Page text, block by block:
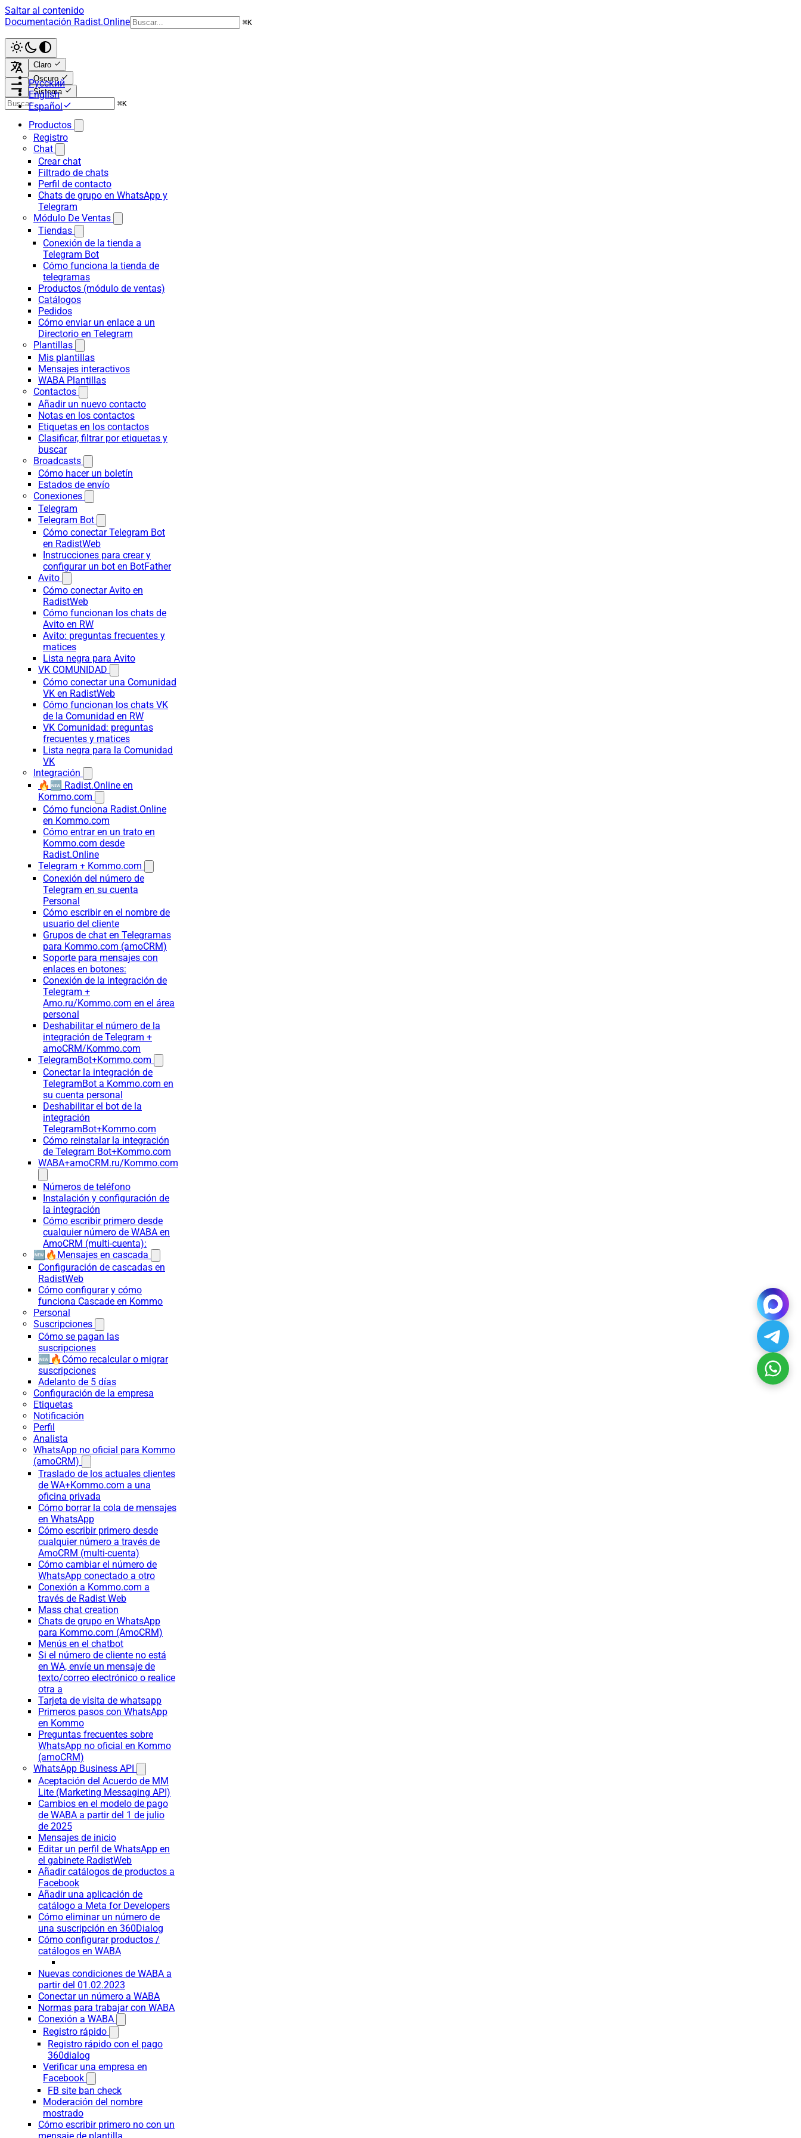
Saltar al contenido
Documentación Radist.Online
⌘K
Claro
Oscuro
Sistema
Русский
English
Español
⌘K
Productos
Registro
Chat
Crear chat
Filtrado de chats
Perfil de contacto
Chats de grupo en WhatsApp y
Telegram
Módulo De Ventas
Tiendas
Conexión de la tienda a
Telegram Bot
Cómo funciona la tienda de
telegramas
Productos (módulo de ventas)
Catálogos
Pedidos
Cómo enviar un enlace a un
Directorio en Telegram
Plantillas
Mis plantillas
Mensajes interactivos
WABA Plantillas
Contactos
Añadir un nuevo contacto
Notas en los contactos
Etiquetas en los contactos
Clasificar, filtrar por etiquetas y
buscar
Broadcasts
Cómo hacer un boletín
Estados de envío
Conexiones
Telegram
Telegram Bot
Cómo conectar Telegram Bot
en RadistWeb
Instrucciones para crear y
configurar un bot en BotFather
Avito
Cómo conectar Avito en
RadistWeb
Cómo funcionan los chats de
Avito en RW
Avito: preguntas frecuentes y
matices
Lista negra para Avito
VK COMUNIDAD
Cómo conectar una Comunidad
VK en RadistWeb
Cómo funcionan los chats VK
de la Comunidad en RW
VK Comunidad: preguntas
frecuentes y matices
Lista negra para la Comunidad
VK
Integración
🔥🆕 Radist.Online en
Kommo.com
Cómo funciona Radist.Online
en Kommo.com
Cómo entrar en un trato en
Kommo.com desde
Radist.Online
Telegram + Kommo.com
Conexión del número de
Telegram en su cuenta
Personal
Cómo escribir en el nombre de
usuario del cliente
Grupos de chat en Telegramas
para Kommo.com (amoCRM)
Soporte para mensajes con
enlaces en botones:
Conexión de la integración de
Telegram +
Amo.ru/Kommo.com en el área
personal
Deshabilitar el número de la
integración de Telegram +
amoCRM/Kommo.com
TelegramBot+Kommo.com
Conectar la integración de
TelegramBot a Kommo.com en
su cuenta personal
Deshabilitar el bot de la
integración
TelegramBot+Kommo.com
Cómo reinstalar la integración
de Telegram Bot+Kommo.com
WABA+amoCRM.ru/Kommo.com
Números de teléfono
Instalación y configuración de
la integración
Cómo escribir primero desde
cualquier número de WABA en
AmoCRM (multi-cuenta):
🆕🔥Mensajes en cascada
Configuración de cascadas en
RadistWeb
Cómo configurar y cómo
funciona Cascade en Kommo
Personal
Suscripciones
Cómo se pagan las
suscripciones
🆕🔥Cómo recalcular o migrar
suscripciones
Adelanto de 5 días
Configuración de la empresa
Etiquetas
Notificación
Perfil
Analista
WhatsApp no oficial para Kommo
(amoCRM)
Traslado de los actuales clientes
de WA+Kommo.com a una
oficina privada
Cómo borrar la cola de mensajes
en WhatsApp
Cómo escribir primero desde
cualquier número a través de
AmoCRM (multi-cuenta)
Cómo cambiar el número de
WhatsApp conectado a otro
Conexión a Kommo.com a
través de Radist Web
Mass chat creation
Chats de grupo en WhatsApp
para Kommo.com (AmoCRM)
Menús en el chatbot
Si el número de cliente no está
en WA, envíe un mensaje de
texto/correo electrónico o realice
otra a
Tarjeta de visita de whatsapp
Primeros pasos con WhatsApp
en Kommo
Preguntas frecuentes sobre
WhatsApp no oficial en Kommo
(amoCRM)
WhatsApp Business API
Aceptación del Acuerdo de MM
Lite (Marketing Messaging API)
Cambios en el modelo de pago
de WABA a partir del 1 de julio
de 2025
Mensajes de inicio
Editar un perfil de WhatsApp en
el gabinete RadistWeb
Añadir catálogos de productos a
Facebook
Añadir una aplicación de
catálogo a Meta for Developers
Cómo eliminar un número de
una suscripción en 360Dialog
Cómo configurar productos /
catálogos en WABA
Nuevas condiciones de WABA a
partir del 01.02.2023
Conectar un número a WABA
Normas para trabajar con WABA
Conexión a WABA
Registro rápido
Registro rápido con el pago
360dialog
Verificar una empresa en
Facebook
FB site ban check
Moderación del nombre
mostrado
Cómo escribir primero no con un